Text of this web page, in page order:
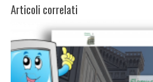
Articoli correlati